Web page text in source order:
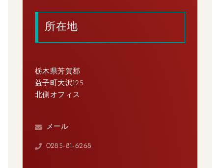
所在地
栃木県芳賀郡
益子町大沢125
北側オフィス
メール
0285-81-6268